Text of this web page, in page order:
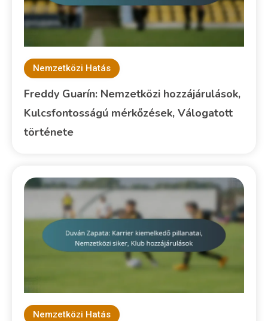
Nemzetközi Hatás
Freddy Guarín: Nemzetközi hozzájárulások,
Kulcsfontosságú mérkőzések, Válogatott
története
Nemzetközi Hatás